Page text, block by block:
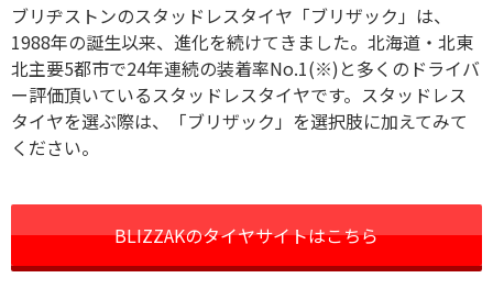
ブリヂストンのスタッドレスタイヤ「ブリザック」は、
1988年の誕生以来、進化を続けてきました。北海道・北東
北主要5都市で24年連続の装着率No.1(※)と多くのドライバ
ー評価頂いているスタッドレスタイヤです。スタッドレス
タイヤを選ぶ際は、「ブリザック」を選択肢に加えてみて
ください。
BLIZZAKのタイヤサイトはこちら